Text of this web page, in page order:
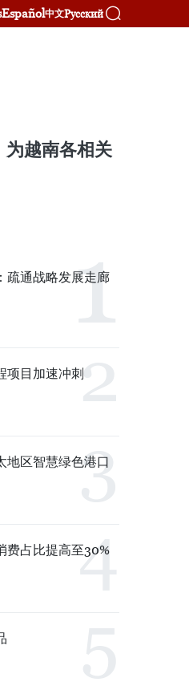
Español中文Русский
为越南各相关
疏通战略发展走廊
项目加速冲刺
地区智慧绿色港口
费占比提高至30%